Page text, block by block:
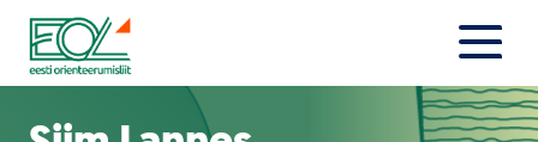
Liigu
sisu
juurde
Estonian Orienteering Federation
Uudised